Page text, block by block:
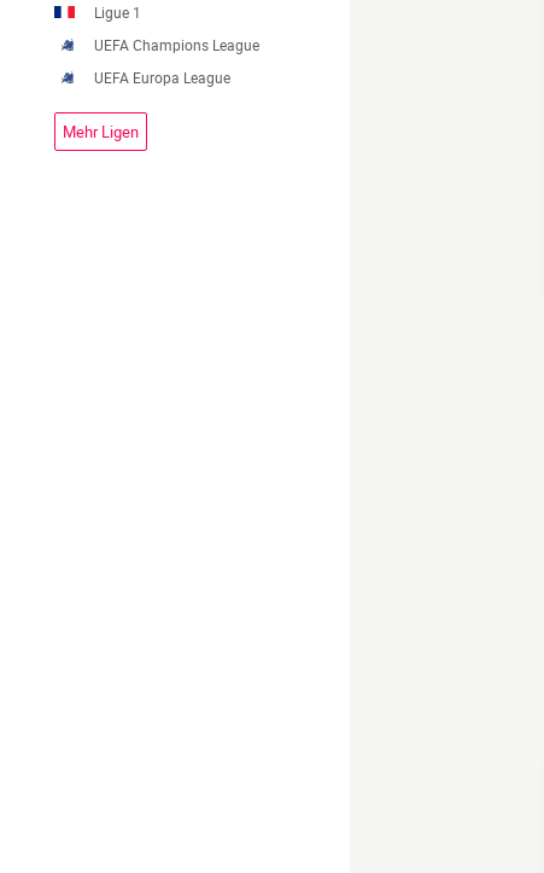
Ligue 1
UEFA Champions League
UEFA Europa League
Mehr Ligen